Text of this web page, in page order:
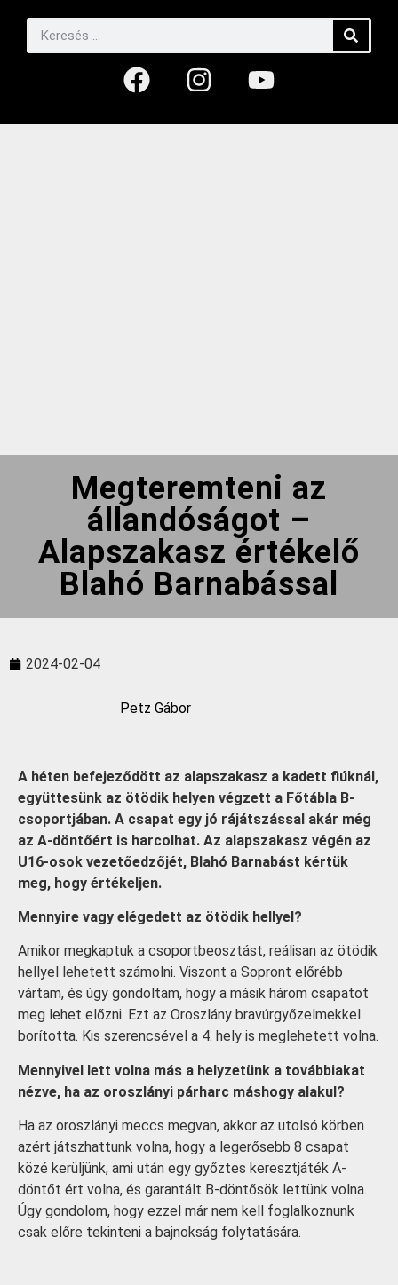
Megteremteni az
állandóságot –
Alapszakasz értékelő
Blahó Barnabással
2024-02-04
Petz Gábor
A héten befejeződött az alapszakasz a kadett fiúknál,
együttesünk az ötödik helyen végzett a Főtábla B-
csoportjában. A csapat egy jó rájátszással akár még
az A-döntőért is harcolhat. Az alapszakasz végén az
U16-osok vezetőedzőjét, Blahó Barnabást kértük
meg, hogy értékeljen.
Mennyire vagy elégedett az ötödik hellyel?
Amikor megkaptuk a csoportbeosztást, reálisan az ötödik
hellyel lehetett számolni. Viszont a Sopront előrébb
vártam, és úgy gondoltam, hogy a másik három csapatot
meg lehet előzni. Ezt az Oroszlány bravúrgyőzelmekkel
borította. Kis szerencsével a 4. hely is meglehetett volna.
Mennyivel lett volna más a helyzetünk a továbbiakat
nézve, ha az oroszlányi párharc máshogy alakul?
Ha az oroszlányi meccs megvan, akkor az utolsó körben
azért játszhattunk volna, hogy a legerősebb 8 csapat
közé kerüljünk, ami után egy győztes keresztjáték A-
döntőt ért volna, és garantált B-döntősök lettünk volna.
Úgy gondolom, hogy ezzel már nem kell foglalkoznunk
csak előre tekinteni a bajnokság folytatására.